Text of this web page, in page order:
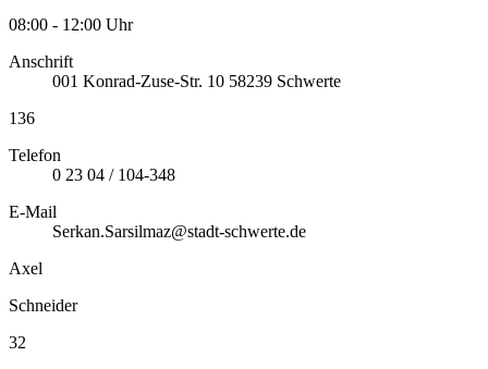
08:00 - 12:00 Uhr
Anschrift
001 Konrad-Zuse-Str. 10 58239 Schwerte
136
Telefon
0 23 04 / 104-348
E-Mail
Serkan.Sarsilmaz@stadt-schwerte.de
Axel
Schneider
32